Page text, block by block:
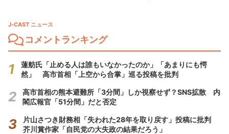
J-CAST ニュース
コメントランキング
蓮舫氏「止める人は誰もいなかったのか」「あまりにも愕
然」 高市首相「上空から合掌」巡る投稿を批判
高市首相の熊本避難所「3分間」しか視察せず？SNS拡散 内
閣広報官「51分間」だと否定
片山さつき財務相「失われた28年を取り戻す」投稿に批判
芥川賞作家「自民党の大失政の結果だろう」